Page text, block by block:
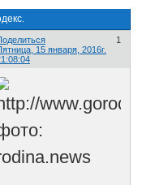
1
15 января, 2016г.